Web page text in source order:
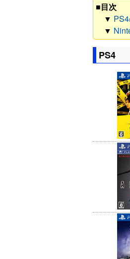
■目次
▼
▼
PS4